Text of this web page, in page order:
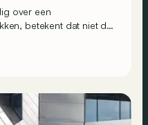
over een
betekent dat niet dat